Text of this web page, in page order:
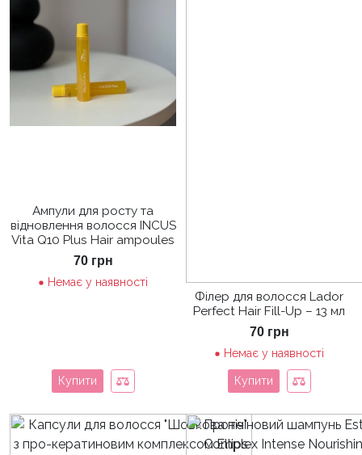
Ампули для росту та
відновлення волосся INCUS
Vita Q10 Plus Hair ampoules
70 грн
Немає у наявності
Купити
Філер для волосся Lador
Perfect Hair Fill-Up – 13 мл
70 грн
Немає у наявності
Купити